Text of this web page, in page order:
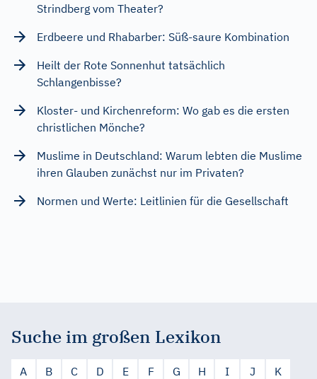
Strindberg vom Theater?
Erdbeere und Rhabarber: Süß-saure Kombination
Heilt der Rote Sonnenhut tatsächlich
Schlangenbisse?
Kloster- und Kirchenreform: Wo gab es die ersten
christlichen Mönche?
Muslime in Deutschland: Warum lebten die Muslime
ihren Glauben zunächst nur im Privaten?
Normen und Werte: Leitlinien für die Gesellschaft
Suche im großen Lexikon
A B C D E F G H I J
K